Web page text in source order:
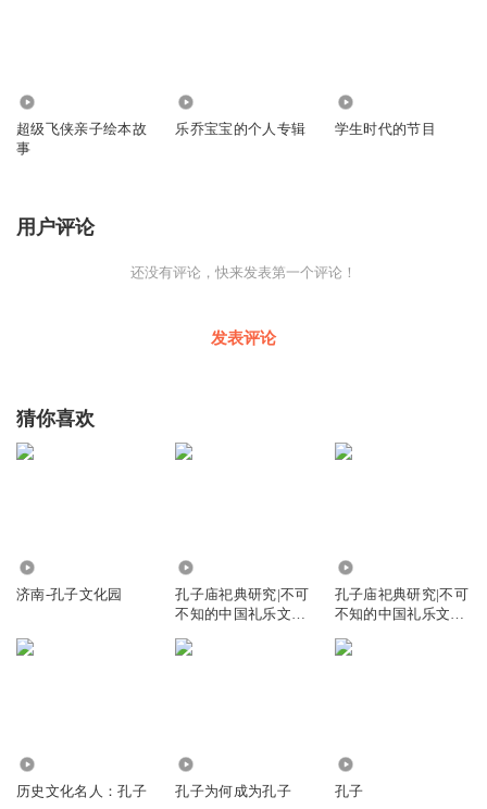
超级飞侠亲子绘本故
事
乐乔宝宝的个人专辑 学生时代的节目
用户评论
还没有评论，快来发表第一个评论！
发表评论
猜你喜欢
济南-孔子文化园
孔子庙祀典研究|不可
不知的中国礼乐文
孔子庙祀典研究|不可
不知的中国礼乐文
历史文化名人：孔子 孔子为何成为孔子 孔子